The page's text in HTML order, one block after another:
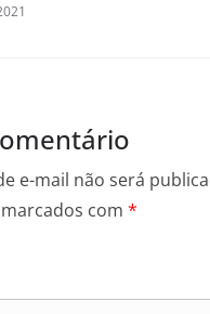
e-mail não será
com *